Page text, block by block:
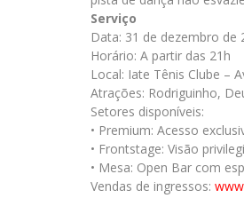
Serviço
Data: 31 de dezembro de
Horário: A partir das 21h
Local: Iate Tênis Clube –
Atrações: Rodriguinho,
Setores disponíveis:
• Premium: Acesso
• Frontstage: Visão
• Mesa: Open Bar com
Vendas de ingressos: